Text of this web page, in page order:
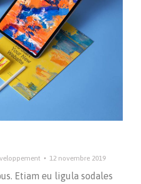
12 novembre 2019
Etiam eu ligula sodales